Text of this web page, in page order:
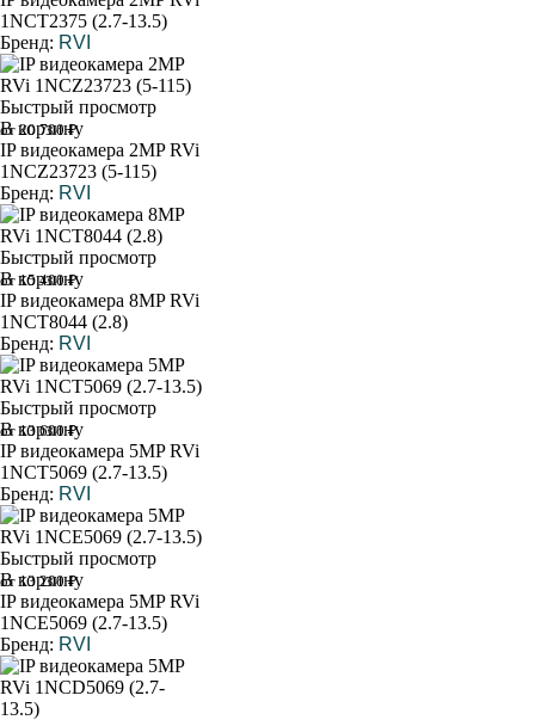
1NCT2375 (2.7-13.5)
Бренд: RVI
Быстрый просмотр
В корзину
от 20 700 ₽
IP видеокамера 2MP RVi
1NCZ23723 (5-115)
Бренд: RVI
Быстрый просмотр
В корзину
от 15 400 ₽
IP видеокамера 8MP RVi
1NCT8044 (2.8)
Бренд: RVI
Быстрый просмотр
В корзину
от 13 600 ₽
IP видеокамера 5MP RVi
1NCT5069 (2.7-13.5)
Бренд: RVI
Быстрый просмотр
В корзину
от 13 200 ₽
IP видеокамера 5MP RVi
1NCE5069 (2.7-13.5)
Бренд: RVI